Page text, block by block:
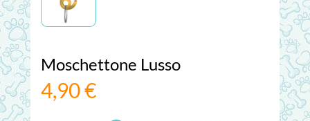
Moschettone Lusso
4,90 €